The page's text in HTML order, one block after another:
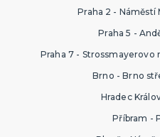
Praha 2 - Náměstí
Praha 5 -
Praha 7 - Strossmayerovo
Brno - Brno
Hradec
Příbram -